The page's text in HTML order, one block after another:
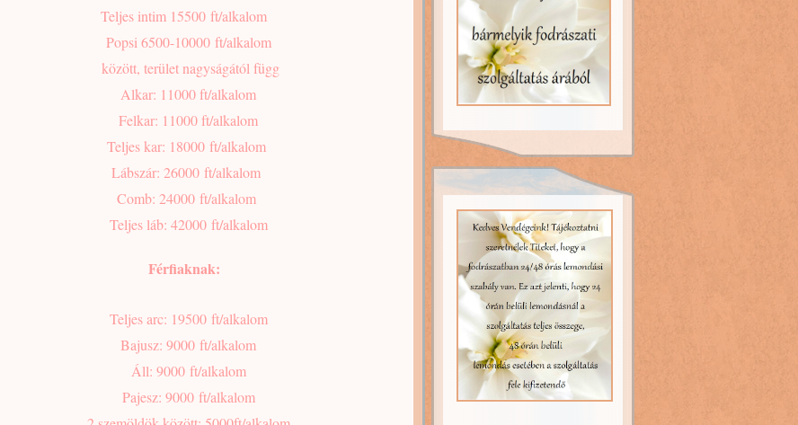
Teljes intim 15500 ft/alkalom
Popsi 6500-10000 ft/alkalom
között, terület nagyságától függ
Alkar: 11000 ft/alkalom
Felkar: 11000 ft/alkalom
Teljes kar: 18000 ft/alkalom
Lábszár: 26000 ft/alkalom
Comb: 24000 ft/alkalom
Teljes láb: 42000 ft/alkalom
Férfiaknak:
Teljes arc: 19500 ft/alkalom
Bajusz: 9000 ft/alkalom
Áll: 9000 ft/alkalom
Pajesz: 9000 ft/alkalom